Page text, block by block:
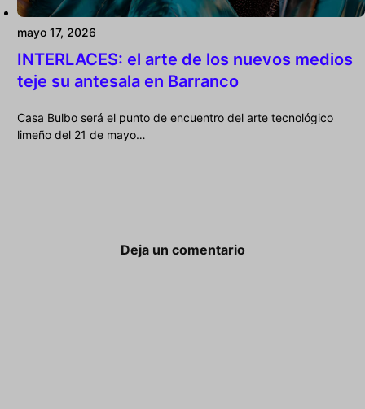
mayo 17, 2026
INTERLACES: el arte de los nuevos medios
teje su antesala en Barranco
Casa Bulbo será el punto de encuentro del arte tecnológico
limeño del 21 de mayo…
Deja un comentario